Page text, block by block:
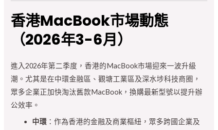
香港MacBook市場動態
（2026年3-6月）
進入2026年第二季度，香港的MacBook市場迎來一波升級
潮。尤其是在中環金融區、觀塘工業區及深水埗科技商圈，
眾多企業正加快淘汰舊款MacBook，換購最新型號以提升辦
公效率。
中環 ：作為香港的金融及商業樞紐，眾多跨國企業及